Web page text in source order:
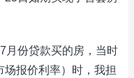
月份贷款买的房，当时
报价利率）时，我担